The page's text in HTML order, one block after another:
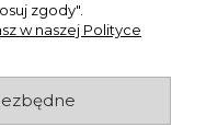
mycia
niezgodnie z
dobrać do
zgody".
w naszej Polityce